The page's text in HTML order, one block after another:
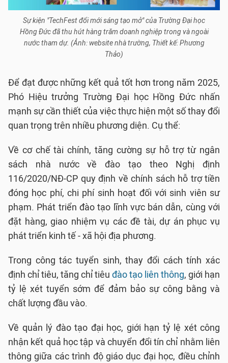
Sự kiện "TechFest đổi mới sáng tạo mở" của Trường Đại học
Hồng Đức đã thu hút hàng trăm doanh nghiệp trong và ngoài
nước tham dự. (Ảnh: website nhà trường, Thiết kế: Phương
Thảo)
Để đạt được những kết quả tốt hơn trong năm 2025,
Phó Hiệu trưởng Trường Đại học Hồng Đức nhấn
mạnh sự cần thiết của việc thực hiện một số thay đổi
quan trọng trên nhiều phương diện. Cụ thể:
Về cơ chế tài chính, tăng cường sự hỗ trợ từ ngân
sách nhà nước về đào tạo theo Nghị định
116/2020/NĐ-CP quy định về chính sách hỗ trợ tiền
đóng học phí, chi phí sinh hoạt đối với sinh viên sư
phạm. Phát triển đào tạo lĩnh vực bán dẫn, cùng với
đặt hàng, giao nhiệm vụ các đề tài, dự án phục vụ
phát triển kinh tế - xã hội địa phương.
Trong công tác tuyển sinh, thay đổi cách tính xác
định chỉ tiêu, tăng chỉ tiêu đào tạo liên thông, giới hạn
tỷ lệ xét tuyển sớm để đảm bảo sự công bằng và
chất lượng đầu vào.
Về quản lý đào tạo đại học, giới hạn tỷ lệ xét công
nhận kết quả học tập và chuyển đổi tín chỉ nhằm liên
thông giữa các trình độ giáo dục đại học, điều chỉnh